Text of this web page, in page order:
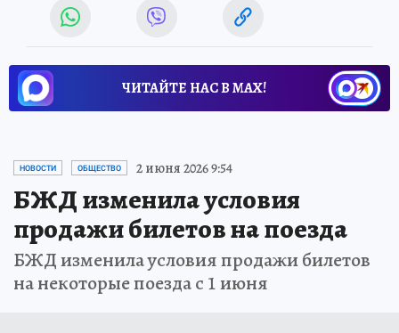
ЧИТАЙТЕ НАС В МАХ!
НОВОСТИ ОБЩЕСТВО 2 июня 2026 9:54
БЖД изменила условия
продажи билетов на поезда
БЖД изменила условия продажи билетов
на некоторые поезда с 1 июня